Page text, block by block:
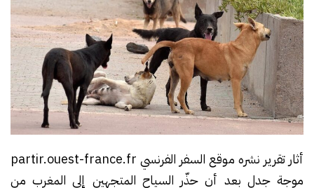
أثار تقرير نشره موقع السفر الفرنسي partir.ouest-france.fr
موجة جدل بعد أن حذّر السياح المتجهين إلى المغرب من